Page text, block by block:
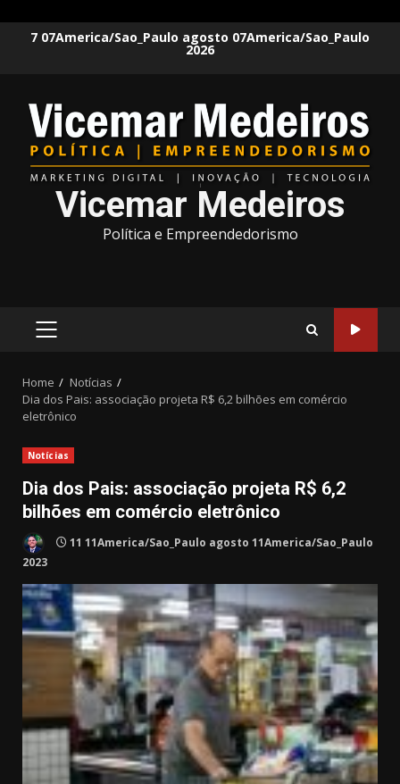
7 07America/Sao_Paulo agosto 07America/Sao_Paulo
2026
Vicemar Medeiros
Política e Empreendedorismo
PRIMARY
Home
Notícias
Dia dos Pais: associação projeta R$ 6,2 bilhões em comércio
eletrônico
Notícias
Dia dos Pais: associação projeta R$ 6,2
bilhões em comércio eletrônico
11 11America/Sao_Paulo agosto 11America/Sao_Paulo
2023